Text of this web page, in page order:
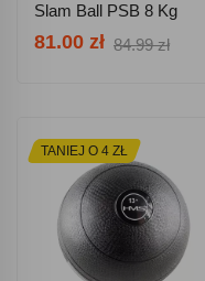
Slam Ball PSB 8 Kg
81.00 zł 84.99 zł
TANIEJ O 4 ZŁ